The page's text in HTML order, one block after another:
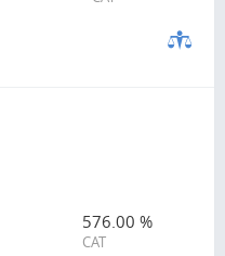
576.00 %
CAT